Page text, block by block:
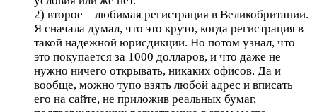
2) второе – любимая регистрация в Великобритании.
Я сначала думал, что это круто, когда регистрация в
такой надежной юрисдикции. Но потом узнал, что
это покупается за 1000 долларов, и что даже не
нужно ничего открывать, никаких офисов. Да и
вообще, можно тупо взять любой адрес и вписать
его на сайте, не приложив реальных бумаг,